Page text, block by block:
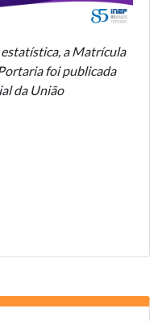
estatística, a Matrícula
foi publicada
da União